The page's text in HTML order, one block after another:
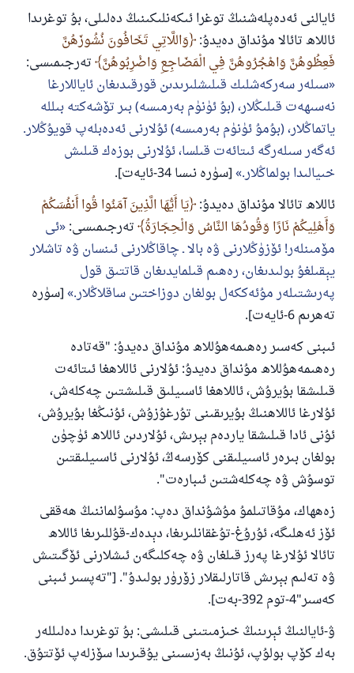
ئايالنى ئەدەپلەشنىڭ توغرا ئىكەنلىكىنىڭ دەلىلى، بۇ توغرىدا
ئاللاھ تائالا مۇنداق دەيدۇ: وَاللَّاتِي تَخَافُونَ نُشُوزَهُنَّ
فَعِظُوهُنَّ وَاهْجُرُوهُنَّ فِي الْمَضَاجِعِ وَاضْرِبُوهُنَّ تەرجىمىسى:
سىلەر سەركەشلىك قىلىشلىرىدىن قورقىدىغان ئاياللارغا
نەسىھەت قىلىڭلار، (بۇ ئۈنۈم بەرمىسە) بىر تۆشەكتە بىللە
ياتماڭلار، (بۇمۇ ئۈنۈم بەرمىسە) ئۇلارنى ئەدەبلەپ قويۇڭلار.
ئەگەر سىلەرگە ئىتائەت قىلسا، ئۇلارنى بوزەك قىلىش
خىيالىدا بولماڭلار. [سۈرە نىسا 34-ئايەت].
ئاللاھ تائالا مۇنداق دەيدۇ: يَا أَيُّهَا الَّذِينَ آمَنُوا قُوا أَنفُسَكُمْ
وَأَهْلِيكُمْ نَارًا وَقُودُهَا النَّاسُ وَالْحِجَارَةُ تەرجىمىسى: ئى
مۆمىنلەر! ئۆزۈڭلارنى ۋە بالا ـ چاقاڭلارنى ئىنسان ۋە تاشلار
يېقىلغۇ بولىدىغان، رەھىم قىلمايدىغان قاتتىق قول
پەرىشتىلەر مۇئەككەل بولغان دوزاختىن ساقلاڭلار. [سۈرە
تەھرىم 6-ئايەت].
ئىبنى كەسىر رەھىمەھۇللاھ مۇنداق دەيدۇ: "قەتادە
رەھىمەھۇللاھ مۇنداق دەيدۇ: ئۇلارنى ئاللاھغا ئىتائەت
قىلىشقا بۇيرۇش، ئاللاھغا ئاسىيلىق قىلىشتىن چەكلەش،
ئۇلارغا ئاللاھنىڭ بۇيرىقىنى تۇرغۇزۇش، ئۇنىڭغا بۇيرۇش،
ئۇنى ئادا قىلىشقا ياردەم بېرىش، ئۇلاردىن ئاللاھ ئۈچۈن
بولغان بىرەر ئاسىيلىقنى كۆرسەڭ، ئۇلارنى ئاسىيلىقتىن
توسۇش ۋە چەكلەشتىن ئىبارەت".
زەھھاك، مۇقاتىلمۇ مۇشۇنداق دەپ: مۇسۇلماننىڭ ھەققى
ئۆز ئەھلىگە، ئۇرۇغ-تۇغقانلىرىغا، دېدەك-قۇللىرىغا ئاللاھ
تائالا ئۇلارغا پەرز قىلغان ۋە چەكلىگەن ئىشلارنى ئۆگىتىش
ۋە تەلىم بېرىش قاتارلىقلار زۆرۈر بولىدۇ". ["تەپسىر ئىبنى
كەسىر"4-توم 392-بەت].
ۋ-ئايالنىڭ ئېرىنىڭ خىزمىتىنى قىلىشى: بۇ توغرىدا دەلىللەر
بەك كۆپ بولۇپ، ئۇنىڭ بەزىسىنى يۇقىرىدا سۆزلەپ ئۆتتۇق.